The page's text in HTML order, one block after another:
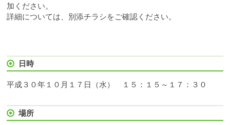
加ください。
詳細については、別添チラシをご確認ください。
日時
平成３０年１０月１７日（水） １５：１５～１７：３０
場所